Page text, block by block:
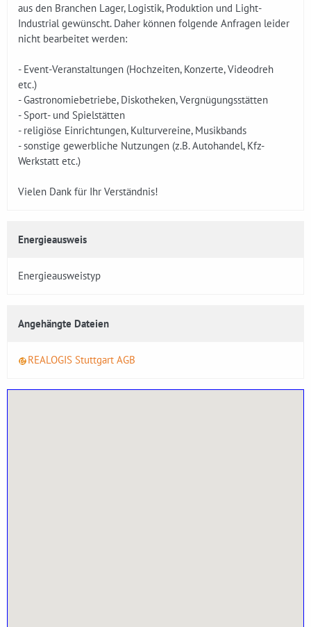
aus den Branchen Lager, Logistik, Produktion und Light-
Industrial gewünscht. Daher können folgende Anfragen leider
nicht bearbeitet werden:
- Event-Veranstaltungen (Hochzeiten, Konzerte, Videodreh
etc.)
- Gastronomiebetriebe, Diskotheken, Vergnügungsstätten
- Sport- und Spielstätten
- religiöse Einrichtungen, Kulturvereine, Musikbands
- sonstige gewerbliche Nutzungen (z.B. Autohandel, Kfz-
Werkstatt etc.)
Vielen Dank für Ihr Verständnis!
Energieausweis
Energieausweistyp
Angehängte Dateien
REALOGIS Stuttgart AGB